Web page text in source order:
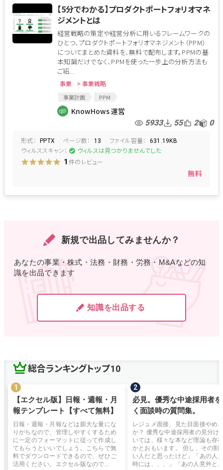
【5分でわかる】プロダクトポートフォリオマネ
ジメントとは
経営戦略の策定や経営分析に用いるフレームワークの
ひとつ、プロダクトポートフォリオマネジメント（PPM）
についてまとめた資料を、無料で配布します。PPMの基
本知識だけでなく、PPMを使った一歩上の分析方法も
ご紹...
事業 > 事業戦略
事業計画
PPM
プロダクトポートフォリオマネジメント
投資判断
経営戦略
事業戦略
KnowHows 運営
5933 55 2 0
形式： PPTX ページ数： 13 ファイル容量： 631.19KB
ウィルススキャン： ウィルスは見つかりませんでした
1 件のレビュー
無料
新規で出品してみませんか？
あなたの事業・株式・法務・財務・労務・M&Aなどの知
識を出品できます
知識を出品する
総合ランキングトップ10
【エクセル版】日報・週報・月
報テンプレート【すべて無料】
日報・週報・月報などは膨大な量にな
りがちなので、管理しやすくするため
に一定のフォーマットに従って作成し
てもらうといいでしょう。こちらで無
料でダウンロードできるので、ぜひご
活用ください。エクセル版なので...
必見。優秀な中途採用者
く面談時の質問集。
レジュメ面接、見た目面接やめ
か？ 優秀な中途採用者の見分け
いては、様々な本など理論も存
かとおもいます。 但し、その割
い人だと思ったけど」「あの人
時には、、、」「あの人意外と...